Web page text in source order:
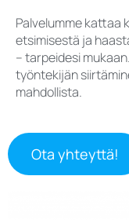
Palvelumme kattaa
etsimisestä ja
– tarpeidesi
työntekijän
mahdollista.
Ota yhteyttä!